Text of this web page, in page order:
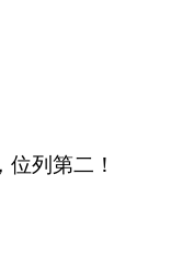
列第二！